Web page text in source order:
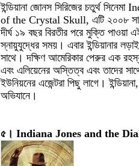
ইন্ডিয়ানা জোনস সিরিজের চতুর্থ
of the Crystal Skull, এটি ২০০৮
দীর্ঘ ১৯ বছর বিরতীর পরে মুক্তি পাওয়া
স্নায়ুযুদ্ধের সময়। এবার ইন্ডিয়ানার
সাথে। দক্ষিণ আমেরিকার পেরুর এক
এবং এলিয়েনের অস্তিত্ব এবং তাদের
ইউনিয়নের এজেন্টরা পিছু লাগে।
অভিযানে।
৫। Indiana Jones and the